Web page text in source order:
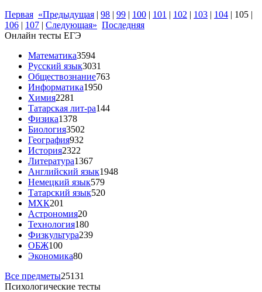
Первая «Предыдущая | 98 | 99 | 100 | 101 | 102 | 103 | 104 | 105 |
106 | 107 | Следующая» Последняя
Онлайн тесты ЕГЭ
Математика3594
Русский язык3031
Обществознание763
Информатика1950
Химия2281
Татарская лит-ра144
Физика1378
Биология3502
География932
История2322
Литература1367
Английский язык1948
Немецкий язык579
Татарский язык520
МХК201
Астрономия20
Технология180
Физкультура239
ОБЖ100
Экономика80
Все предметы25131
Психологические тесты